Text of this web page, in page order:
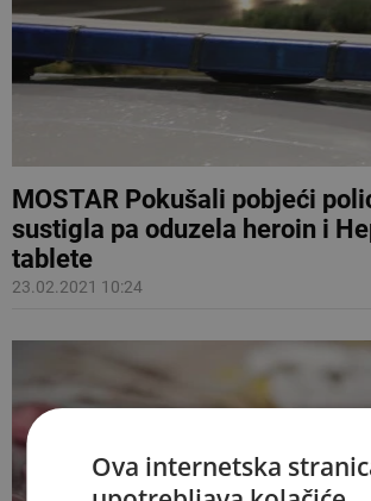
MOSTAR Pokušali pobjeći
sustigla pa oduzela heroin i
tablete
23.02.2021 10:24
Ova internetska